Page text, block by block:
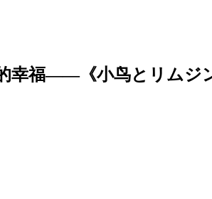
幸福——《小鸟とリムジ